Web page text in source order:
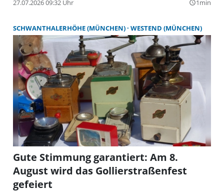
27.07.2026 09:32 Uhr query_builder1min
SCHWANTHALERHÖHE (MÜNCHEN) WESTEND (MÜNCHEN)
Gute Stimmung garantiert: Am 8.
August wird das Gollierstraßenfest
gefeiert